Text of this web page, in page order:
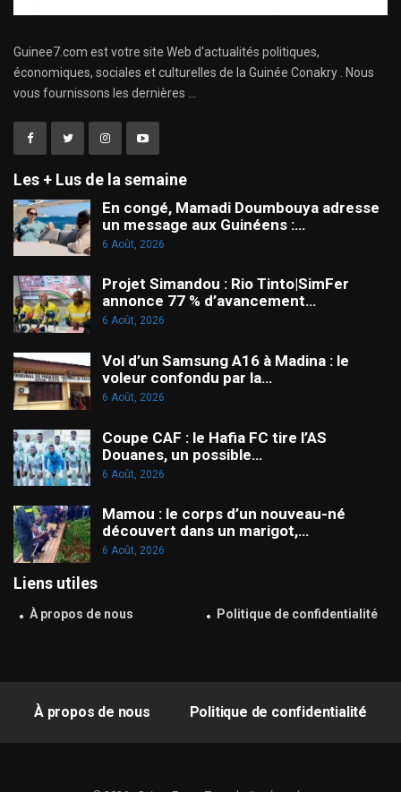
Guinee7.com est votre site Web d'actualités politiques,
économiques, sociales et culturelles de la Guinée Conakry . Nous
vous fournissons les dernières ...
Les + Lus de la semaine
En congé, Mamadi Doumbouya adresse
un message aux Guinéens :…
6 Août, 2026
Projet Simandou : Rio Tinto|SimFer
annonce 77 % d’avancement…
6 Août, 2026
Vol d’un Samsung A16 à Madina : le
voleur confondu par la…
6 Août, 2026
Coupe CAF : le Hafia FC tire l’AS
Douanes, un possible…
6 Août, 2026
Mamou : le corps d’un nouveau-né
découvert dans un marigot,…
6 Août, 2026
Liens utiles
À propos de nous Politique de confidentialité
À propos de nous Politique de confidentialité